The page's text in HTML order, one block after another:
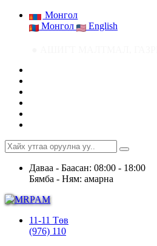
Монгол
Монгол
English
Даваа - Баасан: 08:00 - 18:00
Бямба - Ням: амарна
11-11 Төв
(976) 110